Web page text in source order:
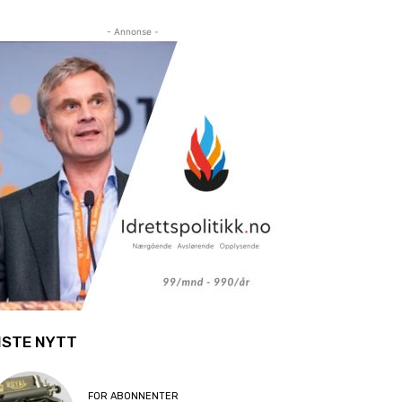
- Annonse -
NYTT
FOR ABONNENTER